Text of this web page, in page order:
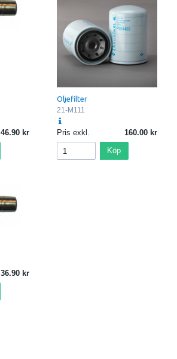
46.90
Oljefilter
21-M111
Pris exkl. 160.00
Köp
36.90